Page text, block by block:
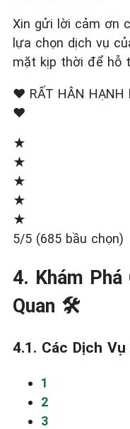
Xin gửi lời cảm ơn
lựa chọn dịch vụ
mặt kịp thời để hỗ
❤️ RẤT HÂN HẠNH
❤️
★
★
★
★
★
5/5 (685 bầu chọn)
4. Khám Phá
Quan 🛠️
4.1. Các Dịch
1
2
3